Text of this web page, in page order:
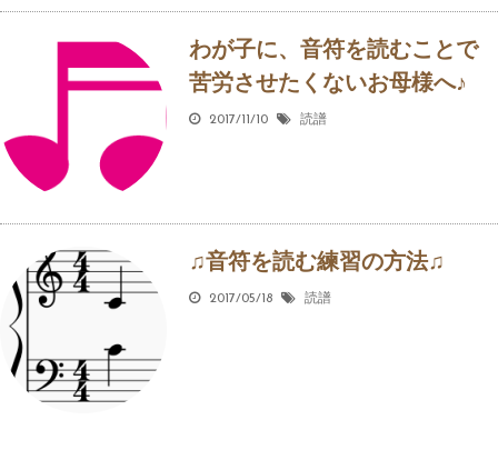
わが子に、音符を読むことで
苦労させたくないお母様へ♪
2017/11/10 読譜
♫音符を読む練習の方法♫
2017/05/18 読譜